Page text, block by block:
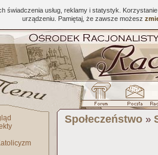
świadczenia usług, reklamy i statystyk.
urządzeniu. Pamiętaj, że zawsze możesz
Społeczeństwo »